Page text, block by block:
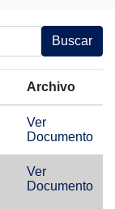
Buscar
Archivo
Ver
Documento
Ver
Documento